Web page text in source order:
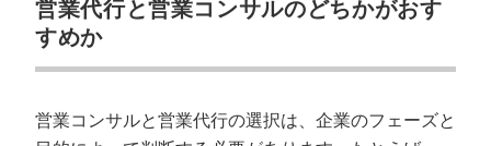
営業代行と営業コンサルのどちかがおす
すめか
営業コンサルと営業代行の選択は、企業のフェーズと